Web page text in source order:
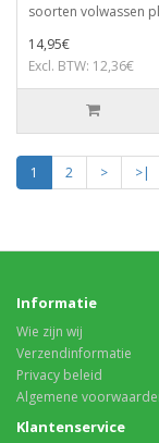
soorten volwassen
14,95€
Excl. BTW: 12,36€
1 2 >
>|
Informatie
Wie zijn wij
Verzendinformatie
Privacy beleid
Algemene
Klantenservice